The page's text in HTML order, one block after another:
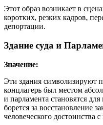
Этот образ возникает в
коротких, резких кадров,
депортации.
Здание суда и
Значение:
Эти здания символизируют
концлагерь был местом
и парламента становятся
борется за восстановление
человеческого